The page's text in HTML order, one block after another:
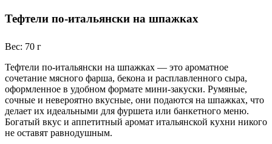
Тефтели по-итальянски на шпажках
Вес: 70 г
Тефтели по-итальянски на шпажках — это ароматное
сочетание мясного фарша, бекона и расплавленного сыра,
оформленное в удобном формате мини-закуски. Румяные,
сочные и невероятно вкусные, они подаются на шпажках, что
делает их идеальными для фуршета или банкетного меню.
Богатый вкус и аппетитный аромат итальянской кухни никого
не оставят равнодушным.